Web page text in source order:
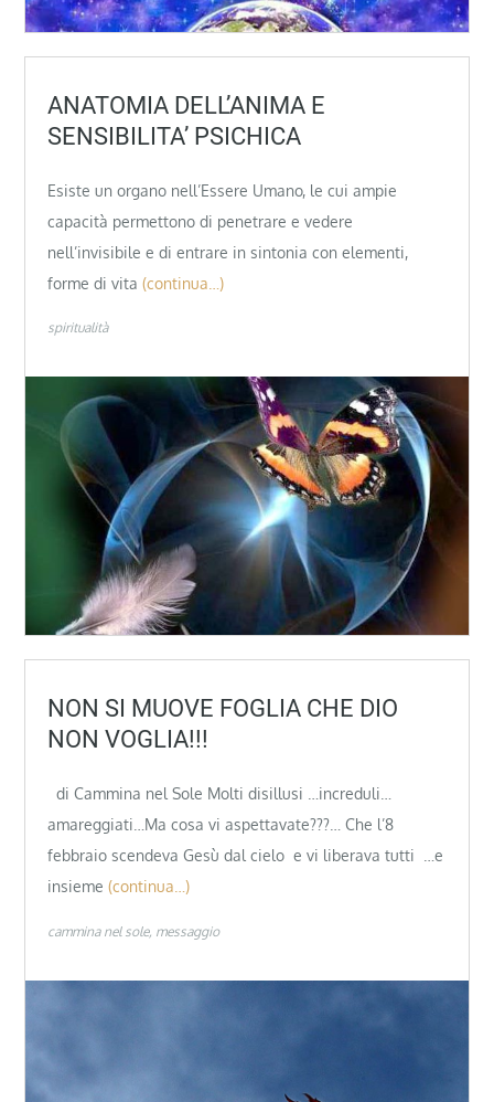
ANATOMIA DELL’ANIMA E
SENSIBILITA’ PSICHICA
Esiste un organo nell’Essere Umano, le cui ampie
capacità permettono di penetrare e vedere
nell’invisibile e di entrare in sintonia con elementi,
forme di vita (continua…)
spiritualità
NON SI MUOVE FOGLIA CHE DIO
NON VOGLIA!!!
di Cammina nel Sole Molti disillusi …increduli…
amareggiati…Ma cosa vi aspettavate???… Che l’8
febbraio scendeva Gesù dal cielo e vi liberava tutti …e
insieme (continua…)
cammina nel sole messaggio